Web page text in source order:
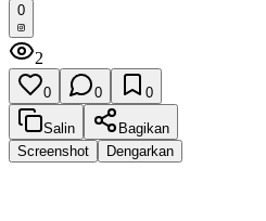
0
2
0 0 0
Salin
Bagikan
Screenshot
Dengarkan